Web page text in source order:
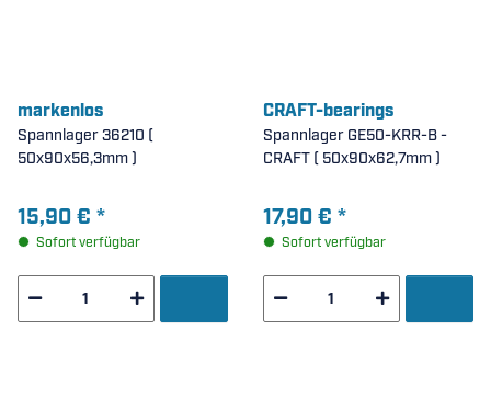
Konfigurieren
Ablehnen
Impressum | Datenschutzerklärung
markenlos
Spannlager 36210 (
50x90x56,3mm )
15,90 € *
Sofort verfügbar
CRAFT-bearings
Spannlager GE50-KRR-B -
CRAFT ( 50x90x62,7mm )
17,90 € *
Sofort verfügbar